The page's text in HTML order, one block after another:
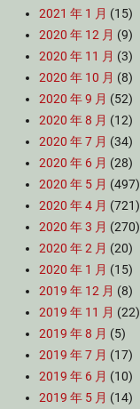
2021 年 1 月 (15)
2020 年 12 月 (9)
2020 年 11 月 (3)
2020 年 10 月 (8)
2020 年 9 月 (52)
2020 年 8 月 (12)
2020 年 7 月 (34)
2020 年 6 月 (28)
2020 年 5 月 (497)
2020 年 4 月 (721)
2020 年 3 月 (270)
2020 年 2 月 (20)
2020 年 1 月 (15)
2019 年 12 月 (8)
2019 年 11 月 (22)
2019 年 8 月 (5)
2019 年 7 月 (17)
2019 年 6 月 (10)
2019 年 5 月 (14)